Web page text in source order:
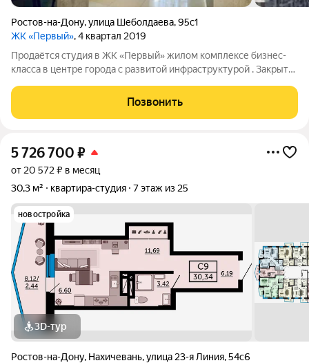
Ростов-на-Дону,улица Шеболдаева,95с1
ЖК «Первый», 4 квартал 2019
Продаётся студия в ЖК «Первый» жилом комплексе бизнес-
класса в центре города с развитой инфраструктурой . Закрытая
отдыха , видеонаблюдением , несколькими парковками ,
собственной котельной и
Позвонить
5 726 700 ₽
от 20 572 ₽ в месяц
30,3 м²
квартира-студия 7 этаж из 25
новостройка
3D-тур
Ростов-на-Дону, Нахичевань,улица 23-я Линия,54с6